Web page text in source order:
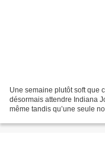
Une semaine plutôt soft que
désormais attendre Indiana
même tandis qu’une seule